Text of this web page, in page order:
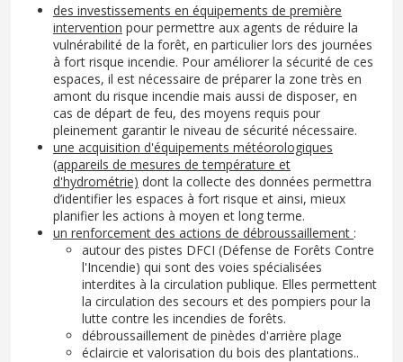
des investissements en équipements de première
intervention pour permettre aux agents de réduire la
vulnérabilité de la forêt, en particulier lors des journées
à fort risque incendie. Pour améliorer la sécurité de ces
espaces, il est nécessaire de préparer la zone très en
amont du risque incendie mais aussi de disposer, en
cas de départ de feu, des moyens requis pour
pleinement garantir le niveau de sécurité nécessaire.
une acquisition d'équipements météorologiques
(appareils de mesures de température et
d'hydrométrie) dont la collecte des données permettra
d’identifier les espaces à fort risque et ainsi, mieux
planifier les actions à moyen et long terme.
un renforcement des actions de débroussaillement :
autour des pistes DFCI (Défense de Forêts Contre
l'Incendie) qui sont des voies spécialisées
interdites à la circulation publique. Elles permettent
la circulation des secours et des pompiers pour la
lutte contre les incendies de forêts.
débroussaillement de pinèdes d'arrière plage
éclaircie et valorisation du bois des plantations..